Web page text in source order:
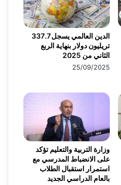
الدين العالمي يسجل 337.7
تريليون دولار بنهاية الربع
الثاني من 2025
25/09/2025
وزارة التربية والتعليم تؤكد
على الانضباط المدرسي مع
استمرار استقبال الطلاب
بالعام الدراسي الجديد